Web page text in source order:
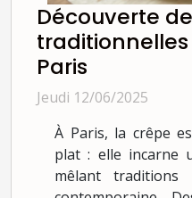
Découverte
Paris
Jeudi 12/06/2025
À Paris, la crêpe
plat : elle incarne
mêlant traditions